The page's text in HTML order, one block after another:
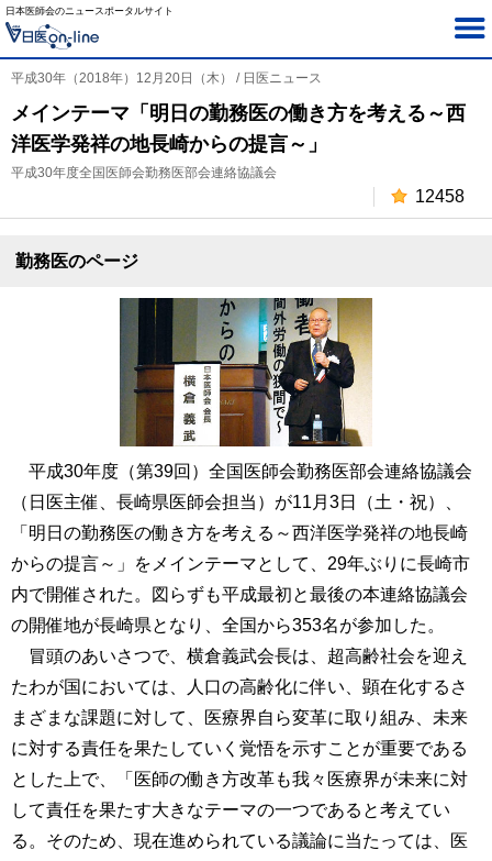
日本医師会のニュースポータルサイト
平成30年（2018年）12月20日（木） / 日医ニュース
メインテーマ「明日の勤務医の働き方を考える～西
洋医学発祥の地長崎からの提言～」
平成30年度全国医師会勤務医部会連絡協議会
12458
勤務医のページ
平成30年度（第39回）全国医師会勤務医部会連絡協議会
（日医主催、長崎県医師会担当）が11月3日（土・祝）、
「明日の勤務医の働き方を考える～西洋医学発祥の地長崎
からの提言～」をメインテーマとして、29年ぶりに長崎市
内で開催された。図らずも平成最初と最後の本連絡協議会
の開催地が長崎県となり、全国から353名が参加した。
冒頭のあいさつで、横倉義武会長は、超高齢社会を迎え
たわが国においては、人口の高齢化に伴い、顕在化するさ
まざまな課題に対して、医療界自ら変革に取り組み、未来
に対する責任を果たしていく覚悟を示すことが重要である
とした上で、「医師の働き方改革も我々医療界が未来に対
して責任を果たす大きなテーマの一つであると考えてい
る。そのため、現在進められている議論に当たっては、医